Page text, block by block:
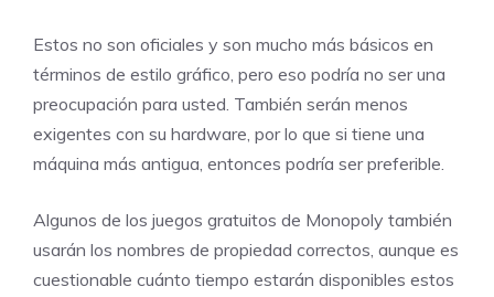
Estos no son oficiales y son mucho más básicos en
términos de estilo gráfico, pero eso podría no ser una
preocupación para usted. También serán menos
exigentes con su hardware, por lo que si tiene una
máquina más antigua, entonces podría ser preferible.
Algunos de los juegos gratuitos de Monopoly también
usarán los nombres de propiedad correctos, aunque es
cuestionable cuánto tiempo estarán disponibles estos